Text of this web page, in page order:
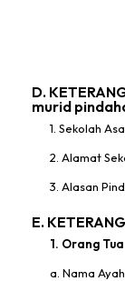
D.
murid
1. Sekolah
2. Alamat
3. Alasan
E.
1. Orang Tua
a. Nama